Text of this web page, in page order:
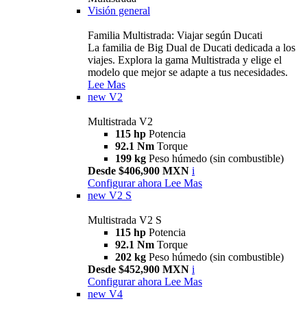
Visión general
Familia Multistrada: Viajar según Ducati
La familia de Big Dual de Ducati dedicada a los
viajes. Explora la gama Multistrada y elige el
modelo que mejor se adapte a tus necesidades.
Lee Mas
new V2
Multistrada V2
115 hp Potencia
92.1 Nm Torque
199 kg Peso húmedo (sin combustible)
Desde $406,900 MXN i
Configurar ahora Lee Mas
new V2 S
Multistrada V2 S
115 hp Potencia
92.1 Nm Torque
202 kg Peso húmedo (sin combustible)
Desde $452,900 MXN i
Configurar ahora Lee Mas
new V4